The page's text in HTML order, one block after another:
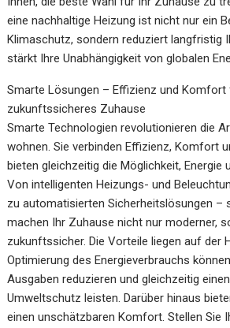
eine nachhaltige Heizung ist nicht nur ein
Klimaschutz, sondern reduziert langfristig
stärkt Ihre Unabhängigkeit von globalen
Smarte Lösungen – Effizienz und Komfort
zukunftssicheres Zuhause
Smarte Technologien revolutionieren die
wohnen. Sie verbinden Effizienz, Komfort
bieten gleichzeitig die Möglichkeit, Energie
Von intelligenten Heizungs- und
zu automatisierten Sicherheitslösungen –
machen Ihr Zuhause nicht nur moderner,
zukunftssicher. Die Vorteile liegen auf der
Optimierung des Energieverbrauchs
Ausgaben reduzieren und gleichzeitig
Umweltschutz leisten. Darüber hinaus
einen unschätzbaren Komfort. Stellen Sie